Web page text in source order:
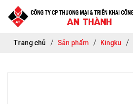
Trang chủ Sản phẩm Kingku